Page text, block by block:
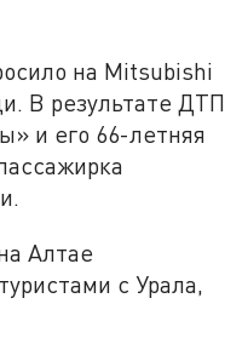
на Mitsubishi
В результате ДТП
и его 66-летняя
Алтае
с Урала,